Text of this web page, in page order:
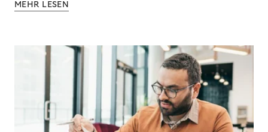
MEHR LESEN